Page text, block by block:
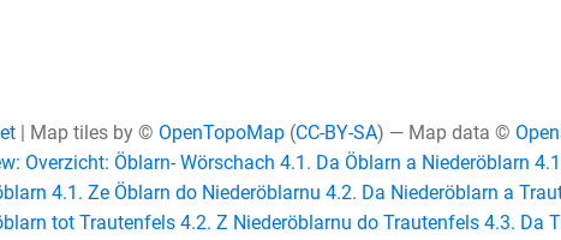
| Map tiles by © OpenTopoMap (CC-BY-SA) — Map data ©
Overzicht: Öblarn- Wörschach 4.1. Da Öblarn a Niederöblarn
4.1. Ze Öblarn do Niederöblarnu 4.2. Da Niederöblarn a
tot Trautenfels 4.2. Z Niederöblarnu do Trautenfels 4.3. Da